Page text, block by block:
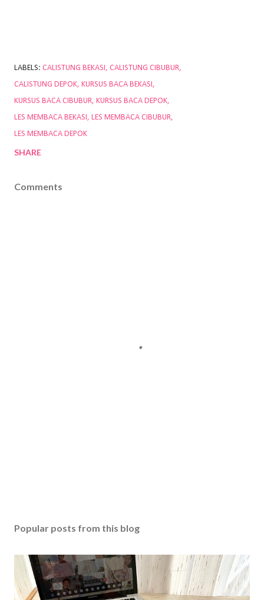
LABELS: CALISTUNG BEKASI
CALISTUNG CIBUBUR
CALISTUNG DEPOK KURSUS BACA BEKASI
KURSUS BACA CIBUBUR KURSUS BACA DEPOK
LES MEMBACA BEKASI
LES MEMBACA CIBUBUR
LES MEMBACA DEPOK
SHARE
Comments
Popular posts from this blog